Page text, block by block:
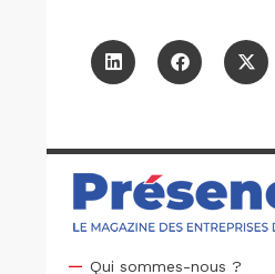
Qui sommes-nous ?